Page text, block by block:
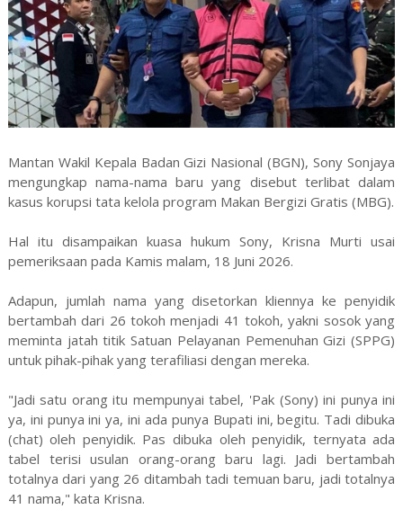
Mantan Wakil Kepala Badan Gizi Nasional (BGN), Sony Sonjaya
mengungkap nama-nama baru yang disebut terlibat dalam
kasus korupsi tata kelola program Makan Bergizi Gratis (MBG).
Hal itu disampaikan kuasa hukum Sony, Krisna Murti usai
pemeriksaan pada Kamis malam, 18 Juni 2026.
Adapun, jumlah nama yang disetorkan kliennya ke penyidik
bertambah dari 26 tokoh menjadi 41 tokoh, yakni sosok yang
meminta jatah titik Satuan Pelayanan Pemenuhan Gizi (SPPG)
untuk pihak-pihak yang terafiliasi dengan mereka.
"Jadi satu orang itu mempunyai tabel, 'Pak (Sony) ini punya ini
ya, ini punya ini ya, ini ada punya Bupati ini, begitu. Tadi dibuka
(chat) oleh penyidik. Pas dibuka oleh penyidik, ternyata ada
tabel terisi usulan orang-orang baru lagi. Jadi bertambah
totalnya dari yang 26 ditambah tadi temuan baru, jadi totalnya
41 nama," kata Krisna.